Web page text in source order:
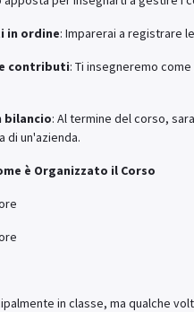
in ordine: Imparerai a registrare
contributi: Ti insegneremo
bilancio: Al termine del corso,
di un'azienda.
è Organizzato il Corso
in classe, ma qualche